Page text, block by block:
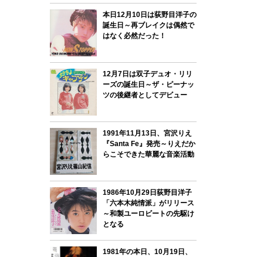
本日12月10日は荻野目洋子の
誕生日～再ブレイクは偶然で
はなく必然だった！
12月7日は双子デュオ・リリ
ーズの誕生日～ザ・ピーナッ
ツの後継者としてデビュー
1991年11月13日、宮沢りえ
『Santa Fe』発売～りえだか
らこそできた華麗な音楽活動
1986年10月29日荻野目洋子
「六本木純情派」がリリース
～和製ユーロビートの先駆け
となる
1981年の本日、10月19日、